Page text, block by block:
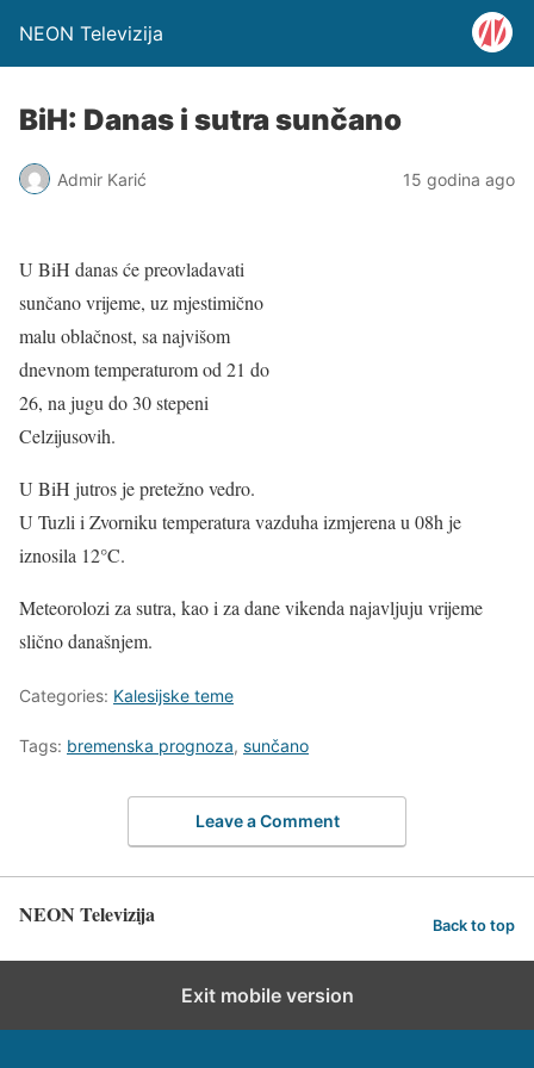
NEON Televizija
BiH: Danas i sutra sunčano
Admir Karić 15 godina ago
U BiH danas će preovladavati
sunčano vrijeme, uz mjestimično
malu oblačnost, sa najvišom
dnevnom temperaturom od 21 do
26, na jugu do 30 stepeni
Celzijusovih.
U BiH jutros je pretežno vedro.
U Tuzli i Zvorniku temperatura vazduha izmjerena u 08h je
iznosila 12°C.
Meteorolozi za sutra, kao i za dane vikenda najavljuju vrijeme
slično današnjem.
Categories: Kalesijske teme
Tags: bremenska prognoza, sunčano
Leave a Comment
NEON Televizija Back to top
Exit mobile version